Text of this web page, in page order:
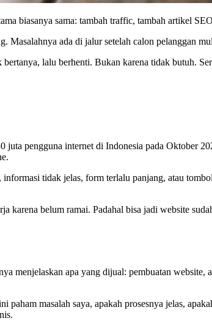
biasanya sama: tambah traffic, tambah artikel
Masalahnya ada di jalur setelah calon pelanggan
lalu berhenti. Bukan karena tidak butuh.
juta pengguna internet di Indonesia pada Oktober
tidak jelas, form terlalu panjang, atau
belum ramai. Padahal bisa jadi website
menjelaskan apa yang dijual: pembuatan
masalah saya, apakah prosesnya jelas,